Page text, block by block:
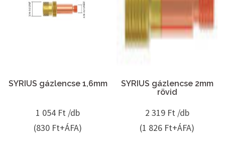
SYRIUS gázlencse 1,6mm
1 054 Ft /db
(830 Ft+ÁFA)
SYRIUS gázlencse 2mm
rövid
2 319 Ft /db
(1 826 Ft+ÁFA)